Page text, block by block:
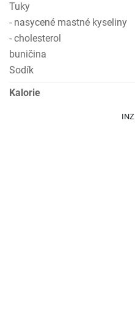
Tuky
- nasycené mastné kyseliny
- cholesterol
buničina
Sodík
Kalorie